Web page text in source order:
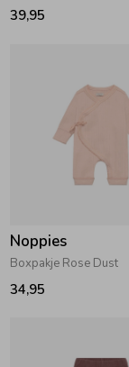
39,95
Noppies
Boxpakje Rose Dust
34,95